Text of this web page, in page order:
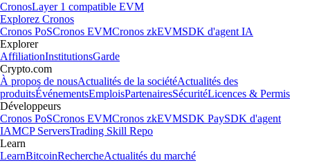
CronosLayer 1 compatible EVM
Explorez Cronos
Cronos PoSCronos EVMCronos zkEVMSDK d'agent IA
Explorer
AffiliationInstitutionsGarde
Crypto.com
À propos de nousActualités de la sociétéActualités des
produitsÉvénementsEmploisPartenairesSécuritéLicences & Permis
Développeurs
Cronos PoSCronos EVMCronos zkEVMSDK PaySDK d'agent
IAMCP ServersTrading Skill Repo
Learn
LearnBitcoinRechercheActualités du marché